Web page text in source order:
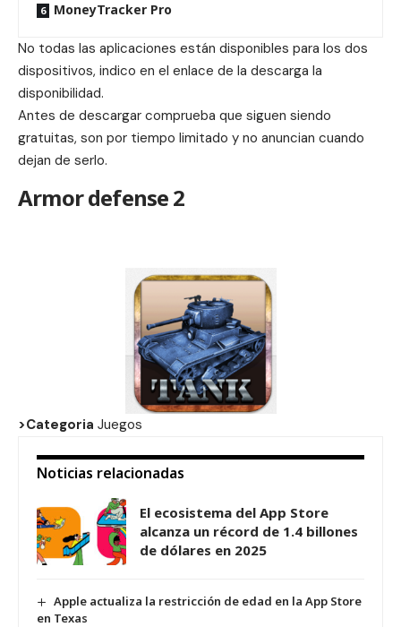
MoneyTracker Pro
No todas las aplicaciones están disponibles para los dos
dispositivos, indico en el enlace de la descarga la
disponibilidad.
Antes de descargar comprueba que siguen siendo
gratuitas, son por tiempo limitado y no anuncian cuando
dejan de serlo.
Armor defense 2
>Categoria Juegos
Noticias relacionadas
El ecosistema del App Store
alcanza un récord de 1.4 billones
de dólares en 2025
Apple actualiza la restricción de edad en la App Store
en Texas